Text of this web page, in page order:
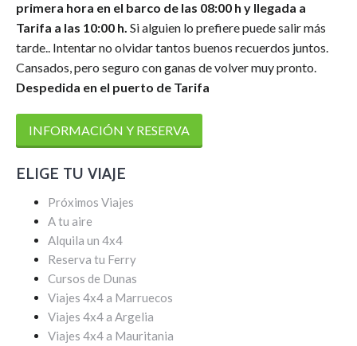
primera hora en el barco de las 08:00 h y llegada a
Tarifa a las 10:00 h. Si alguien lo prefiere puede salir más
tarde.. Intentar no olvidar tantos buenos recuerdos juntos.
Cansados, pero seguro con ganas de volver muy pronto.
Despedida en el puerto de Tarifa
INFORMACIÓN Y RESERVA
ELIGE TU VIAJE
Próximos Viajes
A tu aire
Alquila un 4x4
Reserva tu Ferry
Cursos de Dunas
Viajes 4x4 a Marruecos
Viajes 4x4 a Argelia
Viajes 4x4 a Mauritania